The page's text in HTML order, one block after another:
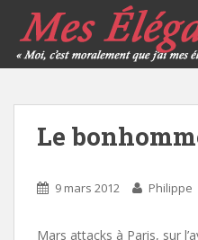
Le
9 mars 2012 Philippe
Mars attacks à Paris, sur